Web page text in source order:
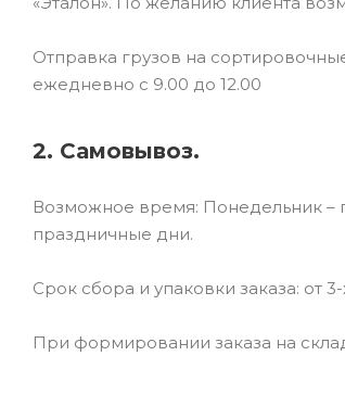
Отправка грузов на
ежедневно с 9.00 до 12.00
2. Самовывоз.
Возможное время: Понедельник –
праздничные дни.
Срок сбора и упаковки заказа: от
При формировании заказа на